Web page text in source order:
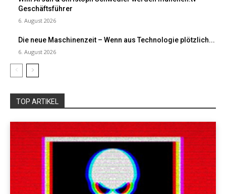
Geschäftsführer
6. August 2026
Die neue Maschinenzeit – Wenn aus Technologie plötzlich...
6. August 2026
TOP ARTIKEL